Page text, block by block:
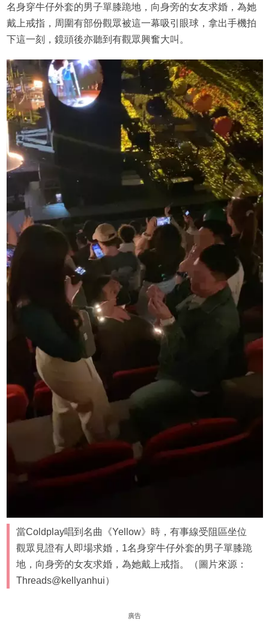
名身穿牛仔外套的男子單膝跪地，向身旁的女友求婚，為她
戴上戒指，周圍有部份觀眾被這一幕吸引眼球，拿出手機拍
下這一刻，鏡頭後亦聽到有觀眾興奮大叫。
當Coldplay唱到名曲《Yellow》時，有事線受阻區坐位
觀眾見證有人即場求婚，1名身穿牛仔外套的男子單膝跪
地，向身旁的女友求婚，為她戴上戒指。（圖片來源：
Threads@kellyanhui）
廣告